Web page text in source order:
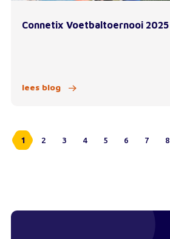
Connetix Voetbaltoernooi 2025
lees blog
1 2 3 4 5 6 7 8